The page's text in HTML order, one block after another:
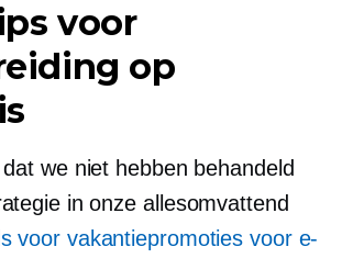
voor
op
we niet hebben behandeld
in onze allesomvattend
voor vakantiepromoties voor e-